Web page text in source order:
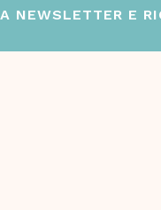
NEWSLETTER E